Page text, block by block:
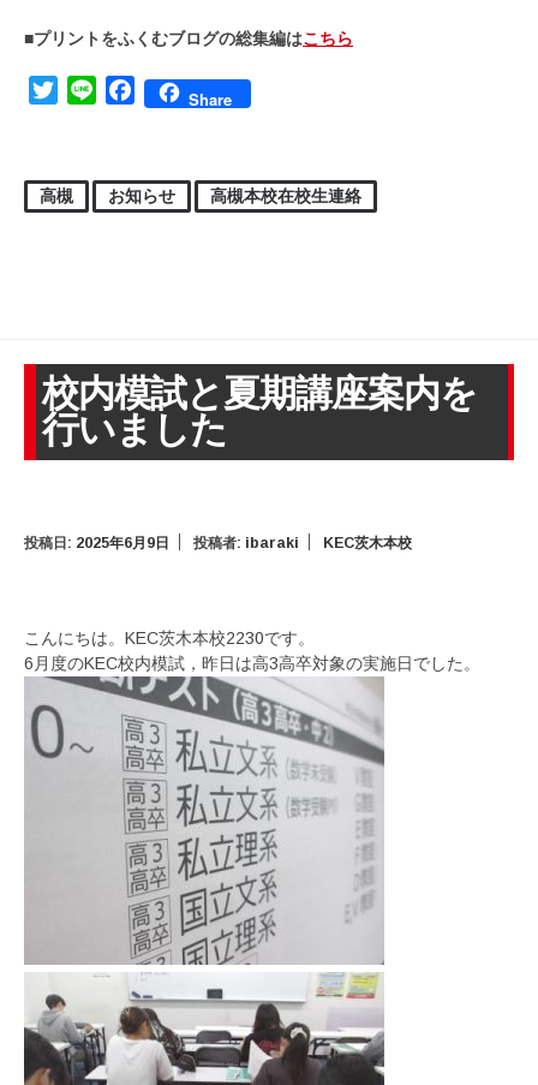
■プリントをふくむブログの総集編はこちら
TwitterLine FacebookShare
高槻 お知らせ 高槻本校在校生連絡
校内模試と夏期講座案内を
行いました
投稿日: 2025年6月9日 投稿者: ibaraki KEC茨木本校
こんにちは。KEC茨木本校2230です。
6月度のKEC校内模試，昨日は高3高卒対象の実施日でした。